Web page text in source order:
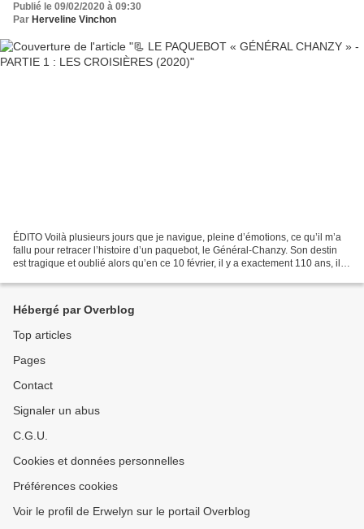
Publié le 09/02/2020 à 09:30
Par Herveline Vinchon
ÉDITO Voilà plusieurs jours que je navigue, pleine d’émotions, ce qu’il m’a
fallu pour retracer l’histoire d’un paquebot, le Général-Chanzy. Son destin
est tragique et oublié alors qu’en ce 10 février, il y a exactement 110 ans, il
Hébergé par Overblog
Top articles
Pages
Contact
Signaler un abus
C.G.U.
Cookies et données personnelles
Préférences cookies
Voir le profil de Erwelyn sur le portail Overblog